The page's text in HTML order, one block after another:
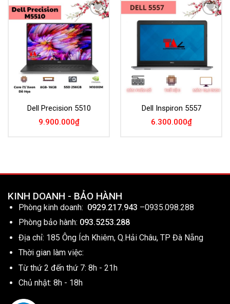
Add to
Wishlist
Dell Precision 5510
9.900.000₫
Add to
Dell Inspiron 5557
6.300.000₫
KINH DOANH - BẢO HÀNH
Phòng kinh doanh: 0929.217.943 –0935.098.288
Phòng bảo hành: 093.5253.288
Địa chỉ: 185 Ông Ích Khiêm, Q.Hải Châu, TP Đà Nẵng
Thời gian làm việc:
Từ thứ 2 đến thứ 7: 8h - 21h
Chủ nhật: 8h - 18h